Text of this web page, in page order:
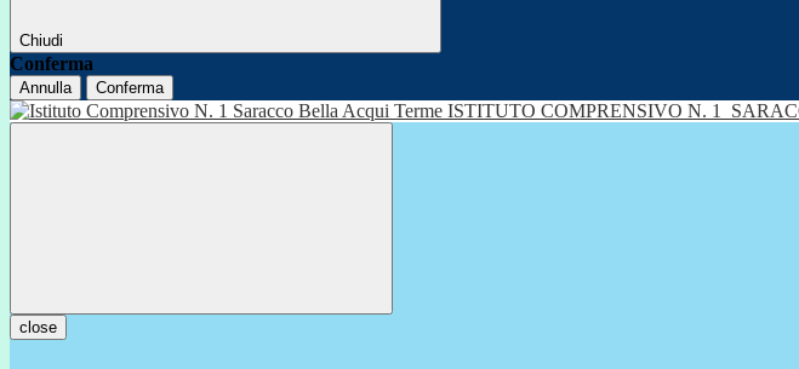
Chiudi
Conferma
Annulla Conferma
ISTITUTO COMPRENSIVO N. 1
close